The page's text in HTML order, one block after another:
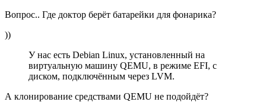
Вопрос.. Где доктор берёт батарейки для фонарика?
))
У нас есть Debian Linux, установленный на
виртуальную машину QEMU, в режиме EFI, с
диском, подключённым через LVM.
А клонирование средствами QEMU не подойдёт?